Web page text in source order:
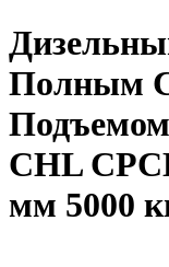
Полным
CHL
мм 5000